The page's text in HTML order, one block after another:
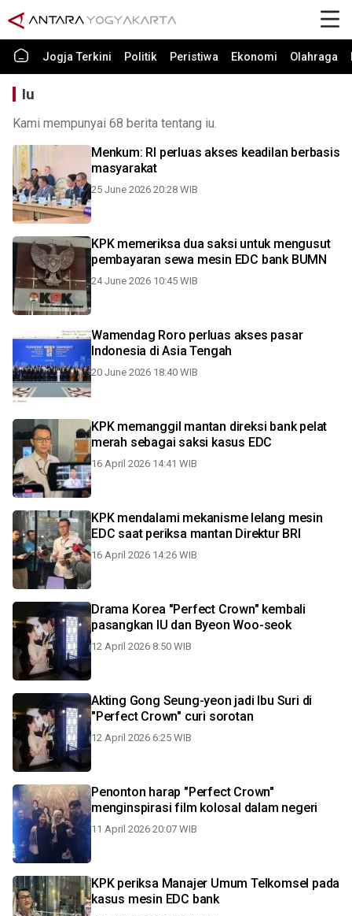
Jogja Terkini Politik Peristiwa Ekonomi Olahraga
Iu
Kami mempunyai 68 berita tentang iu.
Menkum: RI perluas akses keadilan berbasis
masyarakat
25 June 2026 20:28 WIB
KPK memeriksa dua saksi untuk mengusut
pembayaran sewa mesin EDC bank BUMN
24 June 2026 10:45 WIB
Wamendag Roro perluas akses pasar
Indonesia di Asia Tengah
20 June 2026 18:40 WIB
KPK memanggil mantan direksi bank pelat
merah sebagai saksi kasus EDC
16 April 2026 14:41 WIB
KPK mendalami mekanisme lelang mesin
EDC saat periksa mantan Direktur BRI
16 April 2026 14:26 WIB
Drama Korea "Perfect Crown" kembali
pasangkan IU dan Byeon Woo-seok
12 April 2026 8:50 WIB
Akting Gong Seung-yeon jadi Ibu Suri di
"Perfect Crown" curi sorotan
12 April 2026 6:25 WIB
Penonton harap "Perfect Crown"
menginspirasi film kolosal dalam negeri
11 April 2026 20:07 WIB
KPK periksa Manajer Umum Telkomsel pada
kasus mesin EDC bank